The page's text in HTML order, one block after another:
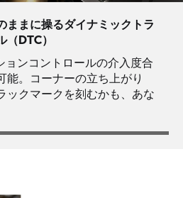
ままに操るダイナミックトラ
DTC）
ョンコントロールの介入度合
能。コーナーの立ち上がり
ックマークを刻むかも、あな